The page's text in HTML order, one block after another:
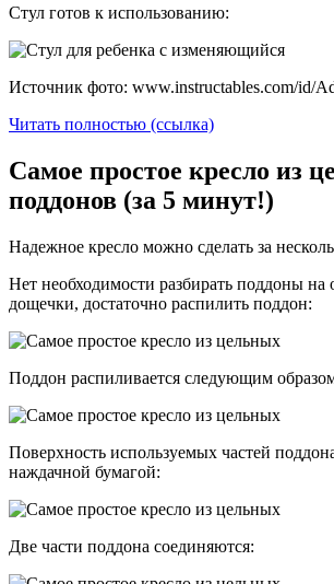
Стул готов к использованию:
Источник фото: www.instructables.com/id/
Читать полностью (ссылка)
Самое простое кресло из
поддонов (за 5 минут!)
Надежное кресло можно сделать за
Нет необходимости разбирать поддоны на
дощечки, достаточно распилить поддон:
Поддон распиливается следующим
Поверхность используемых частей
наждачной бумагой:
Две части поддона соединяются: